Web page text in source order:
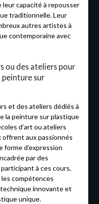
capacité à repousser
traditionnelle. Leur
autres artistes à
contemporaine avec
ou des ateliers pour
peinture sur
et des ateliers dédiés à
la peinture sur plastique
d’art ou ateliers
offrent aux passionnés
forme d’expression
par des
à ces cours,
compétences
innovante et
unique.